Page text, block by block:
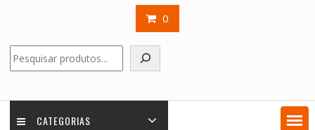
0
CATEGORIAS